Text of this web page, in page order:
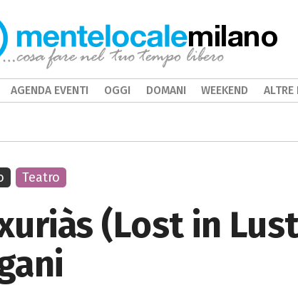
(Lost in
Teatro
milano
AGENDA EVENTI OGGI DOMANI WEEKEND ALTRE